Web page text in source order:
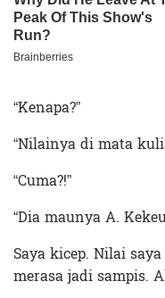
“Kenapa?”
“Nilainya di mata
“Cuma?!”
“Dia maunya A.
Saya kicep. Nilai
merasa jadi sampis.